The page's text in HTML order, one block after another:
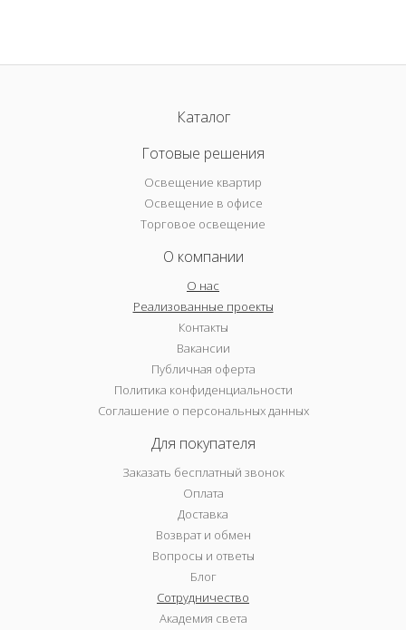
Каталог
Готовые решения
Освещение квартир
Освещение в офисе
Торговое освещение
О компании
О нас
Реализованные проекты
Контакты
Вакансии
Публичная оферта
Политика конфиденциальности
Соглашение о персональных данных
Для покупателя
Заказать бесплатный звонок
Оплата
Доставка
Возврат и обмен
Вопросы и ответы
Блог
Сотрудничество
Академия света